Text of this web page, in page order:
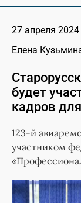
27 апреля 2024
Елена
будет
кадров
123-й
участником